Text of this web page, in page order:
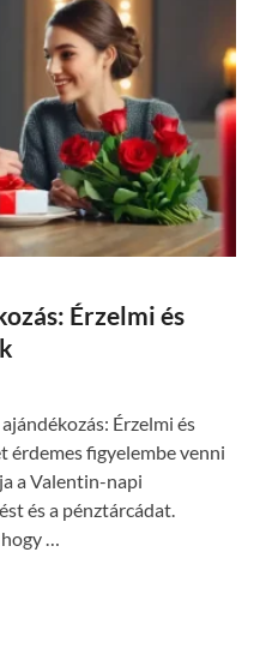
Érzelmi és
Érzelmi és
érdemes figyelembe venni
a Valentin-napi
és a pénztárcádat.
…